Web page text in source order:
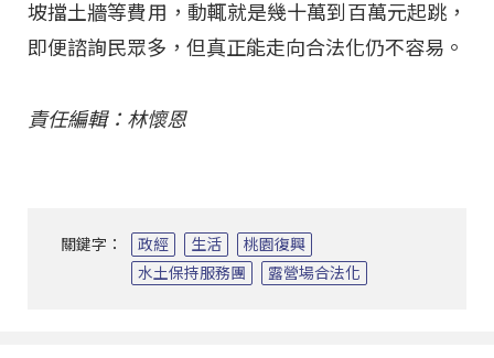
坡擋土牆等費用，動輒就是幾十萬到百萬元起跳，
即便諮詢民眾多，但真正能走向合法化仍不容易。
責任編輯：林懷恩
關鍵字： 政經 生活
桃園復興
水土保持服務團
露營場合法化